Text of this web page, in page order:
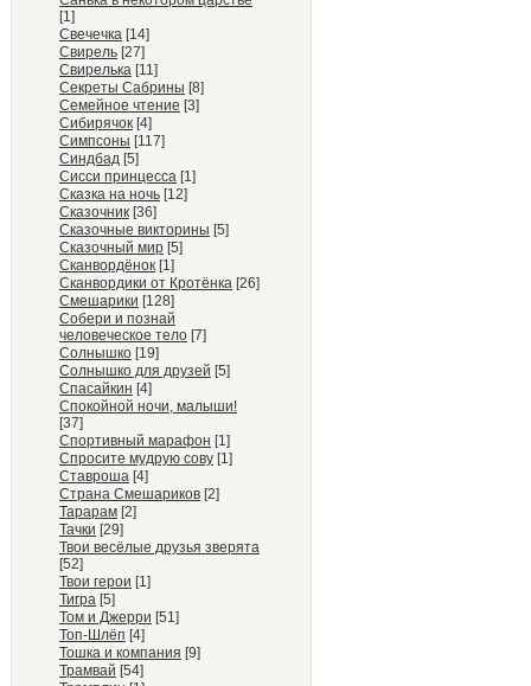
[1]
Свечечка [14]
Свирель [27]
Свирелька [11]
Секреты Сабрины [8]
Семейное чтение [3]
Сибирячок [4]
Симпсоны [117]
Синдбад [5]
Сисси принцесса [1]
Сказка на ночь [12]
Сказочник [36]
Сказочные викторины [5]
Сказочный мир [5]
Сканвордёнок [1]
Сканвордики от Кротёнка [26]
Смешарики [128]
Собери и познай
человеческое тело [7]
Солнышко [19]
Солнышко для друзей [5]
Спасайкин [4]
Спокойной ночи, малыши!
[37]
Спортивный марафон [1]
Спросите мудрую сову [1]
Ставроша [4]
Страна Смешариков [2]
Тарарам [2]
Тачки [29]
Твои весёлые друзья зверята
[52]
Твои герои [1]
Тигра [5]
Том и Джерри [51]
Топ-Шлёп [4]
Тошка и компания [9]
Трамвай [54]